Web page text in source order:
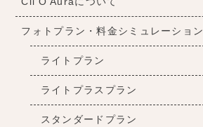
フォトプラン・料金シミュレーション
ライトプラン
ライトプラスプラン
スタンダードプラン